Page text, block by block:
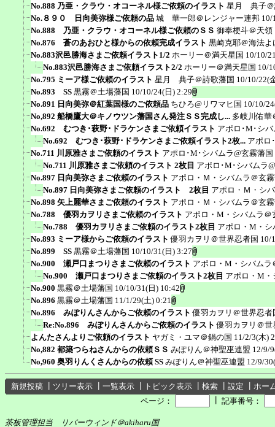
No.888 乃亜・クラウ・オコーネル様ご依頼のイラスト 星月 典子＠
No.８９０ 日向美弥様ご依頼の品 城 華一郎＠レンジャー連邦 10/
No.888 乃亜・クラウ・オコーネル様ご依頼のＳＳ 御奉梗斗＠天領
No.876 蒼のあおひと様からの依頼完成イラスト 黒崎克耶＠海法よ
No.883沢邑勝海さまご依頼イラスト1/2 ホーリー＠満天星国 10/10/
No.883沢邑勝海さまご依頼イラスト2/2 ホーリー＠満天星国 10/
No.795 ミーア様ご依頼のイラスト 星月 典子＠詩歌藩国 10/10/22(
No.893 SS 黒霧＠土場藩国 10/10/24(日) 2:29
No.891 日向美弥＠紅葉国様のご依頼品 ちひろ@リワマヒ国 10/10/
No,892 船橋鷹大＠キノウツン藩国さん発注ＳＳ完成し... 多岐川佑華
No.692 むつき･萩野･ドラケンさまご依頼イラスト アポロ･M･シ
No.692 むつき･萩野･ドラケンさまご依頼イラスト2枚... アポロ
No.711 川原雅さまご依頼のイラスト アポロ･M･シバムラ@玄霧藩国
No.711 川原雅さまご依頼のイラスト 2枚目 アポロ･M･シバムラ
No.897 日向美弥さまご依頼のイラスト アポロ・Ｍ・シバムラ＠玄
No.897 日向美弥さまご依頼のイラスト 2枚目 アポロ・Ｍ・シ
No.898 矢上麗華さまご依頼のイラスト アポロ・Ｍ・シバムラ＠玄
No.788 優羽カヲリさまご依頼のイラスト アポロ・M・シバムラ＠
No.788 優羽カヲリさまご依頼のイラスト2枚目 アポロ・M・
No.893 ミーア様からご依頼のイラスト 優羽カヲリ＠世界忍者国 10/
No.899 SS 黒霧＠土場藩国 10/10/31(日) 3:27
No.900 瀬戸口まつりさまご依頼のイラスト アポロ・M・シバムラ
No.900 瀬戸口まつりさまご依頼のイラスト2枚目 アポロ・M・
No.900 黒霧＠土場藩国 10/10/31(日) 10:42
No.896 黒霧＠土場藩国 11/1/29(土) 0:21
No.896 みぽりんさんからご依頼のイラスト 優羽カヲリ＠世界忍者
Re:No.896 みぽりんさんからご依頼のイラスト 優羽カヲリ＠世
よんたさんよりご依頼のイラスト ヤガミ・ユマ＠鍋の国 11/2/3(木)
No,882 都築つらねさんからの依頼ＳＳ みぽりん＠神聖巫連盟 12/9/
No,960 奥羽りんくさんからの依頼 SS みぽりん＠神聖巫連盟 12/9/
新規投稿 ツリー表示 一覧表示 トピック表示 検索 設定
ホー
ページ：
記事番号：
茶板管理担当 リバーウィンド＠akiharu国